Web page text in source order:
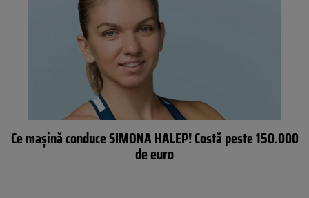
Ce maşină conduce SIMONA HALEP! Costă peste 150.000
de euro